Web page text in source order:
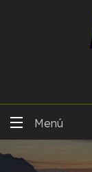
Ir
contenido
Menú
DUI